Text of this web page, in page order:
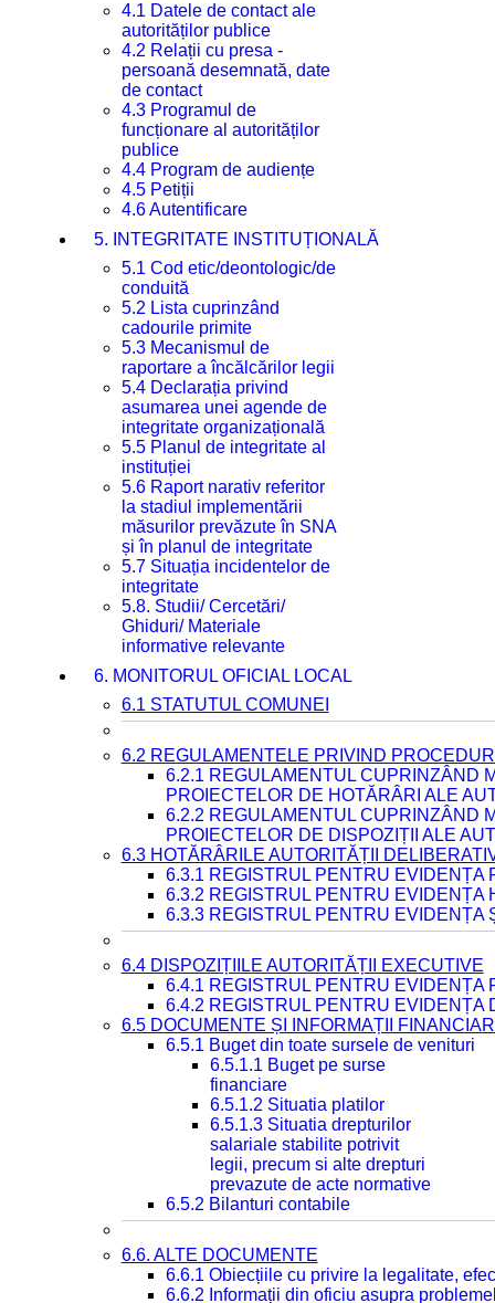
4.1 Datele de contact ale
autorităților publice
4.2 Relații cu presa -
persoană desemnată, date
de contact
4.3 Programul de
funcționare al autorităților
publice
4.4 Program de audiențe
4.5 Petiții
4.6 Autentificare
5. INTEGRITATE INSTITUȚIONALĂ
5.1 Cod etic/deontologic/de
conduită
5.2 Lista cuprinzând
cadourile primite
5.3 Mecanismul de
raportare a încălcărilor legii
5.4 Declarația privind
asumarea unei agende de
integritate organizațională
5.5 Planul de integritate al
instituției
5.6 Raport narativ referitor
la stadiul implementării
măsurilor prevăzute în SNA
și în planul de integritate
5.7 Situația incidentelor de
integritate
5.8. Studii/ Cercetări/
Ghiduri/ Materiale
informative relevante
6. MONITORUL OFICIAL LOCAL
6.1 STATUTUL COMUNEI
6.2 REGULAMENTELE PRIVIND
6.2.1 REGULAMENTUL CUPRINZÂND
PROIECTELOR DE HOTĂRÂRI ALE
6.2.2 REGULAMENTUL CUPRINZÂND
PROIECTELOR DE DISPOZIȚII ALE
6.3 HOTĂRÂRILE AUTORITĂȚII
6.3.1 REGISTRUL PENTRU EVIDENȚA
6.3.2 REGISTRUL PENTRU EVIDENȚA
6.3.3 REGISTRUL PENTRU EVIDENȚA
6.4 DISPOZIȚIILE AUTORITĂȚII EXECUTIVE
6.4.1 REGISTRUL PENTRU EVIDENȚA
6.4.2 REGISTRUL PENTRU EVIDENȚA
6.5 DOCUMENTE ȘI INFORMAȚII
6.5.1 Buget din toate sursele de venituri
6.5.1.1 Buget pe surse
financiare
6.5.1.2 Situatia platilor
6.5.1.3 Situatia drepturilor
salariale stabilite potrivit
legii, precum si alte drepturi
prevazute de acte normative
6.5.2 Bilanturi contabile
6.6. ALTE DOCUMENTE
6.6.1 Obiecțiile cu privire la legalitate,
6.6.2 Informații din oficiu asupra